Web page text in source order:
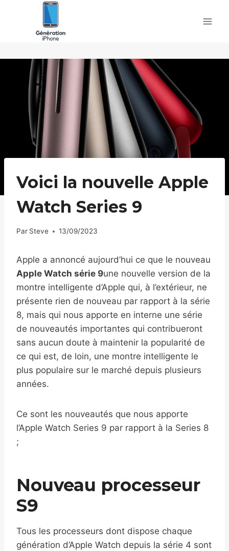
Voici la nouvelle Apple
Watch Series 9
Par Steve 13/09/2023
Apple a annoncé aujourd’hui ce que le nouveau
Apple Watch série 9une nouvelle version de la
montre intelligente d’Apple qui, à l’extérieur, ne
présente rien de nouveau par rapport à la série
8, mais qui nous apporte en interne une série
de nouveautés importantes qui contribueront
sans aucun doute à maintenir la popularité de
ce qui est, de loin, une montre intelligente le
plus populaire sur le marché depuis plusieurs
années.
Ce sont les nouveautés que nous apporte
l’Apple Watch Series 9 par rapport à la Series 8
;
Nouveau processeur
S9
Tous les processeurs dont dispose chaque
génération d’Apple Watch depuis la série 4 sont